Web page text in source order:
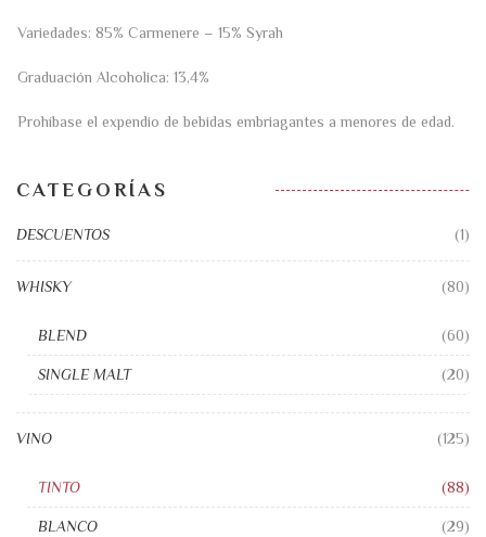
Variedades: 85% Carmenere – 15% Syrah
Graduación Alcoholica: 13,4%
Prohíbase el expendio de bebidas embriagantes a menores de edad.
CATEGORÍAS
DESCUENTOS (1)
WHISKY (80)
BLEND (60)
SINGLE MALT (20)
VINO (125)
TINTO (88)
BLANCO (29)